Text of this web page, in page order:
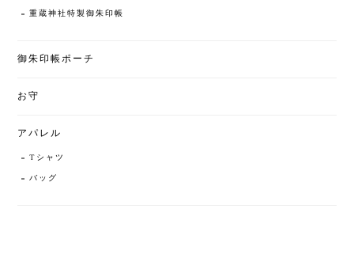
重蔵神社特製御朱印帳
御朱印帳ポーチ
お守
アパレル
Tシャツ
バッグ